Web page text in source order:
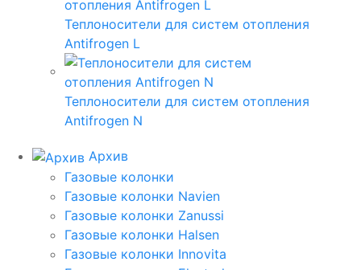
Теплоносители для систем отопления
Antifrogen L
Теплоносители для систем отопления
Antifrogen N
Архив
Газовые колонки
Газовые колонки Navien
Газовые колонки Zanussi
Газовые колонки Halsen
Газовые колонки Innovita